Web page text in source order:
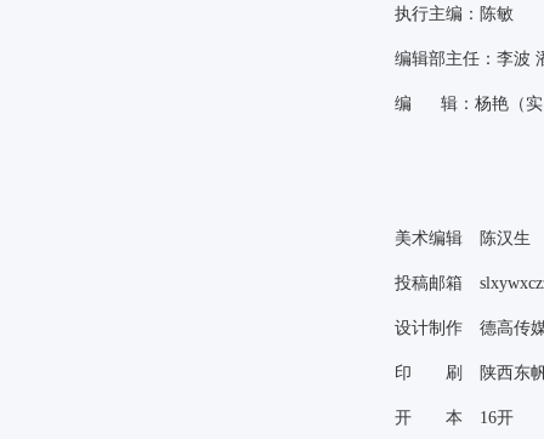
执行主编：陈敏
编辑部主任：李波
编 辑：杨艳（
美术编辑 陈汉生
投稿邮箱
设计制作 德高传
印 刷 陕西东帆
开 本 16开